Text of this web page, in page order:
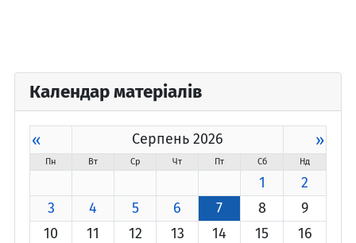
Календар матеріалів
« Серпень 2026 »
Пн Вт Ср Чт Пт Сб Нд
1
2
3
4 5 6 7 8
9
10
11 12 13 14 15
16